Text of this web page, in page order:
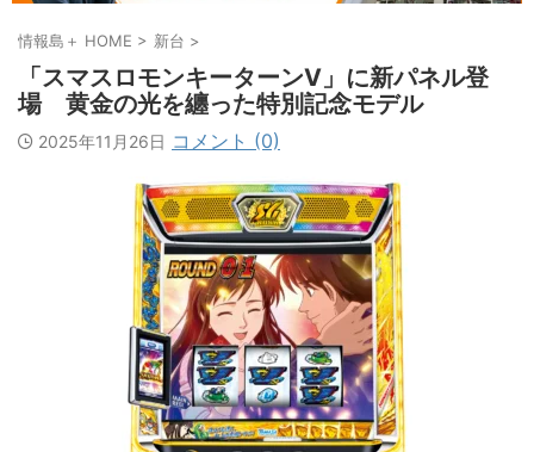
情報島＋ HOME > 新台 >
「スマスロモンキーターンV」に新パネル登
場 黄金の光を纏った特別記念モデル
2025年11月26日 コメント (0)